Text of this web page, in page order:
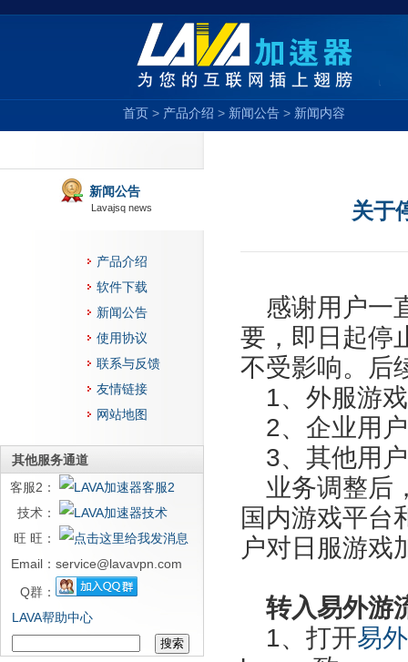
首页 > 产品介绍 > 新闻公告 > 新闻内容
新闻公告
Lavajsq news
产品介绍
软件下载
新闻公告
使用协议
联系与反馈
友情链接
网站地图
其他服务通道
客服2：
技术：
旺 旺：
Email： service@lavavpn.com
Q群：
LAVA帮助中心
关于
感谢用户一
要，即日起停
不受影响。后
1、外服游
2、企业用
3、其他用
业务调整后
国内游戏平台
户对日服游戏
转入易外游
1、打开易